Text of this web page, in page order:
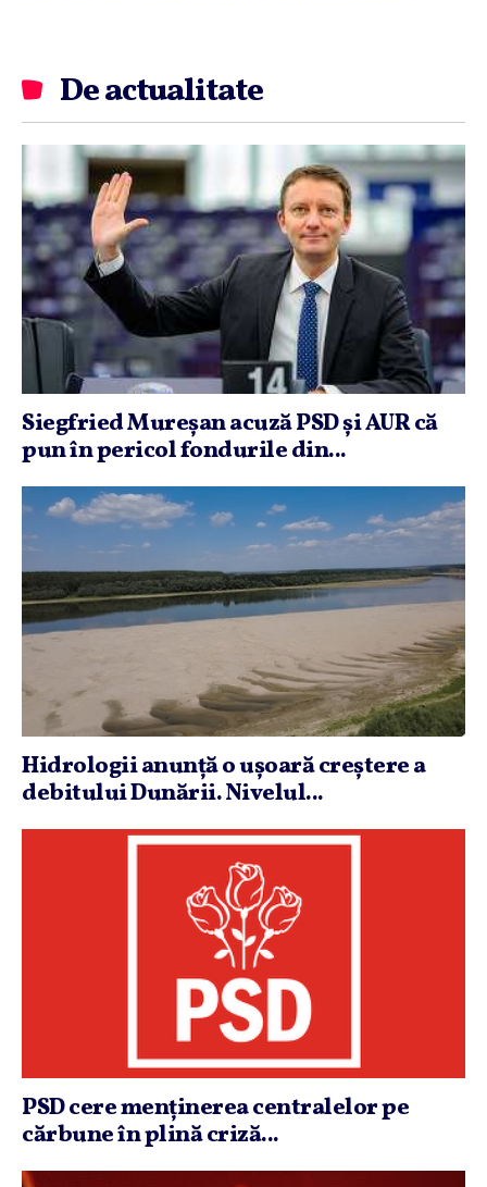
De actualitate
Siegfried Mureşan acuză PSD şi AUR că
pun în pericol fondurile din...
Hidrologii anunţă o uşoară creştere a
debitului Dunării. Nivelul...
PSD cere menţinerea centralelor pe
cărbune în plină criză...